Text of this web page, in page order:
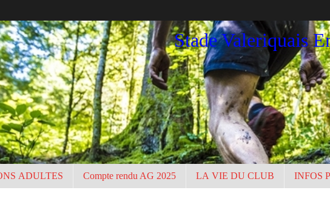
Stade Valeriquais
ADULTES Compte rendu AG 2025 LA VIE DU CLUB INFOS